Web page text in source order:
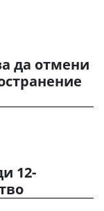
да отмени
12-